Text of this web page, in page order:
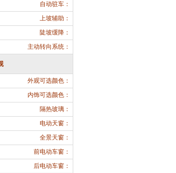
自动驻车：
上坡辅助：
陡坡缓降：
主动转向系统：
外观可选颜色：
内饰可选颜色：
隔热玻璃：
电动天窗：
全景天窗：
前电动车窗：
后电动车窗：